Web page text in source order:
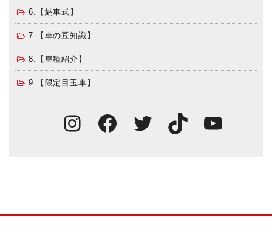
6.【納車式】
7.【車の豆知識】
8.【車種紹介】
9.【限定目玉車】
Instagram
Facebook
TwitterTikTok